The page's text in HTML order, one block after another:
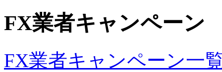
FX業者キャンペーン
FX業者キャンペーン一